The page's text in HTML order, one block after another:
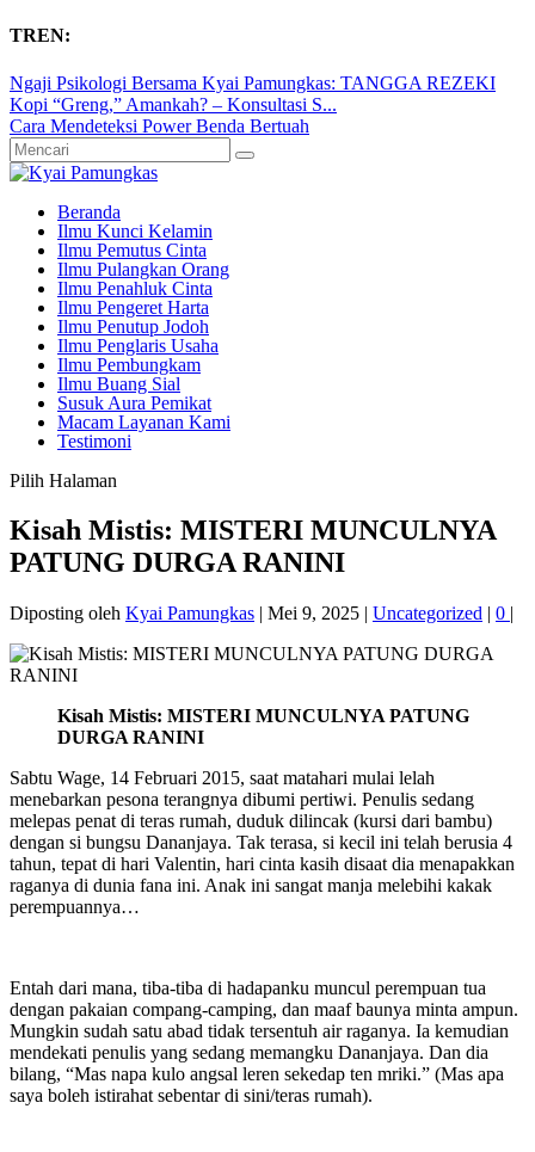
TREN:
Ngaji Psikologi Bersama Kyai Pamungkas: TANGGA REZEKI
Kopi “Greng,” Amankah? – Konsultasi S...
Cara Mendeteksi Power Benda Bertuah
Beranda
Ilmu Kunci Kelamin
Ilmu Pemutus Cinta
Ilmu Pulangkan Orang
Ilmu Penahluk Cinta
Ilmu Pengeret Harta
Ilmu Penutup Jodoh
Ilmu Penglaris Usaha
Ilmu Pembungkam
Ilmu Buang Sial
Susuk Aura Pemikat
Macam Layanan Kami
Testimoni
Pilih Halaman
Kisah Mistis: MISTERI MUNCULNYA
PATUNG DURGA RANINI
Diposting oleh Kyai Pamungkas | Mei 9, 2025 | Uncategorized | 0 |
Kisah Mistis: MISTERI MUNCULNYA PATUNG
DURGA RANINI
Sabtu Wage, 14 Februari 2015, saat matahari mulai lelah
menebarkan pesona terangnya dibumi pertiwi. Penulis sedang
melepas penat di teras rumah, duduk dilincak (kursi dari bambu)
dengan si bungsu Dananjaya. Tak terasa, si kecil ini telah berusia 4
tahun, tepat di hari Valentin, hari cinta kasih disaat dia menapakkan
raganya di dunia fana ini. Anak ini sangat manja melebihi kakak
perempuannya…
Entah dari mana, tiba-tiba di hadapanku muncul perempuan tua
dengan pakaian compang-camping, dan maaf baunya minta ampun.
Mungkin sudah satu abad tidak tersentuh air raganya. Ia kemudian
mendekati penulis yang sedang memangku Dananjaya. Dan dia
bilang, “Mas napa kulo angsal leren sekedap ten mriki.” (Mas apa
saya boleh istirahat sebentar di sini/teras rumah).